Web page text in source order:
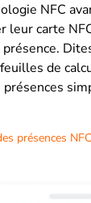
NFC
leur carte
de
présences NFC